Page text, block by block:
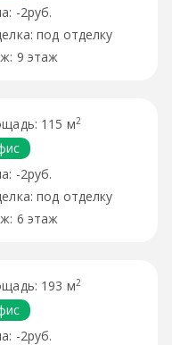
-2руб.
под отделку
9 этаж
115 м2
-2руб.
под отделку
6 этаж
193 м2
-2руб.